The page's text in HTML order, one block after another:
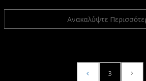
Ανακαλύψτε
3